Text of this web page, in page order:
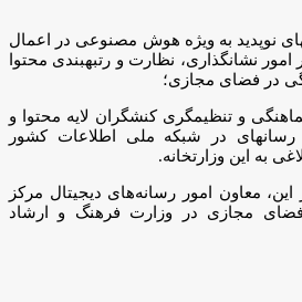
نوپدید به ویژه هوش مصنوعی در اعمال
امور نشانگذاری، نظارت و رتبهبندی محتوا
در فضای مجازی؛
و تنظیمگری کنشگران لایه محتوا و
در شبکه ملی اطلاعات کشور
به این وزارتخانه.
معاون امور رسانه‌های دیجیتال مرکز
مجازی در وزارت فرهنگ و ارشاد